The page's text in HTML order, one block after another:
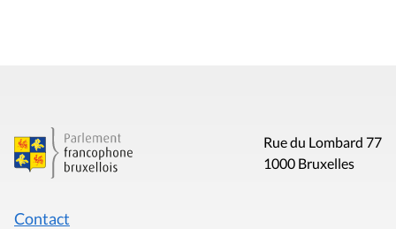
Rue du Lombard 77
1000 Bruxelles
Contact